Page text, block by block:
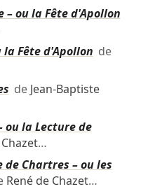
– ou la Fête d'Apollon
la Fête d'Apollon de
de Jean-Baptiste
ou la Lecture de
…
de Chartres – ou les
René de Chazet…